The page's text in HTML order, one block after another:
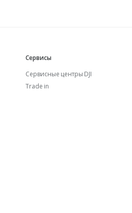
Сервисы
Сервисные центры DJI
Trade in